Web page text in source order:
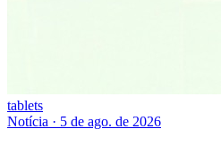
tablets
Notícia · 5 de ago. de 2026